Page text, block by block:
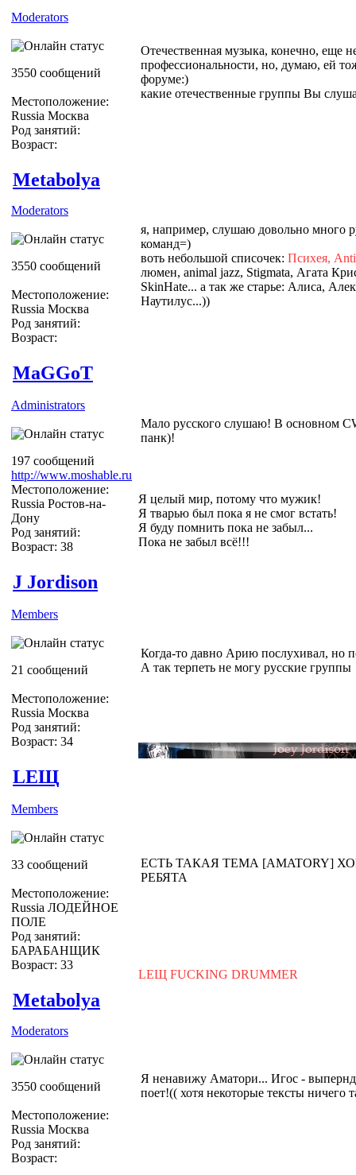
Moderators
3550 сообщений
Местоположение:
Russia Москва
Род занятий:
Возраст:
Отечественная музыка, конечно, еще
профессиональности, но, думаю, ей
форуме:)
какие отечественные группы Вы
Metabolya
Moderators
3550 сообщений
Местоположение:
Russia Москва
Род занятий:
Возраст:
я, например, слушаю довольно много
команд=)
воть небольшой списочек: Психея,
люмен, animal jazz, Stigmata, Агата
SkinHate... а так же старье: Алиса,
Наутилус...))
MaGGoT
Administrators
197 сообщений
http://www.moshable.ru
Местоположение:
Russia Ростов-на-
Дону
Род занятий:
Возраст: 38
Мало русского слушаю! В основном
панк)!
Я целый мир, потому что мужик!
Я тварью был пока я не смог встать!
Я буду помнить пока не забыл...
Пока не забыл всё!!!
J Jordison
Members
21 сообщений
Местоположение:
Russia Москва
Род занятий:
Возраст: 34
Когда-то давно Арию послухивал, но
А так терпеть не могу русские группы
LEЩ
Members
33 сообщений
Местоположение:
Russia ЛОДЕЙНОЕ
ПОЛЕ
Род занятий:
БАРАБАНЩИК
Возраст: 33
ЕСТЬ ТАКАЯ ТЕМА [AMATORY]
РЕБЯТА
LEЩ FUCKING DRUMMER
Metabolya
Moderators
3550 сообщений
Местоположение:
Russia Москва
Род занятий:
Возраст:
Я ненавижу Аматори... Игос -
поет!(( хотя некоторые тексты ничего